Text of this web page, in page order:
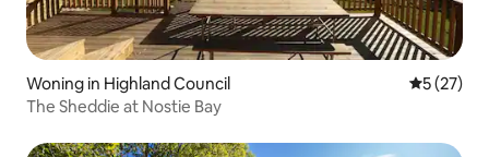
Woning in Highland Council
5 (27)
The Sheddie at Nostie Bay